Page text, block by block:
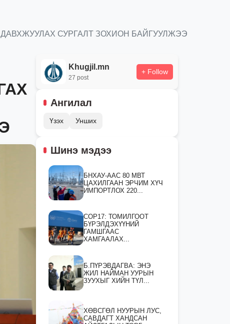
СУРГАЛТ ЗОХИОН БАЙГУУЛЖЭЭ
Khugjil.mn
27 post
+ Follow
Ангилал
Үзэх Унших
Шинэ мэдээ
БНХАУ-ААС 80 МВТ
ЦАХИЛГААН ЭРЧИМ ХҮЧ
ИМПОРТЛОХ 220...
СOP17: ТОМИЛГООТ
БҮРЭЛДЭХҮҮНИЙ
ГАМШГААС
ХАМГААЛАХ...
Б.ПҮРЭВДАГВА: ЭНЭ
ЖИЛ НАЙМАН УУРЫН
ЗУУХЫГ ХИЙН ТҮЛ...
ХӨВСГӨЛ НУУРЫН ЛУС,
САВДАГТ ХАНДСАН